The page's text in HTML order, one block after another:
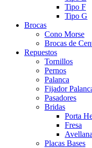
Tipo F
Tipo G
Brocas
Cono Morse
Brocas de
Repuestos
Tornillos
Pernos
Palanca
Fijador
Pasadores
Bridas
Porta
Fresa
Placas Bases